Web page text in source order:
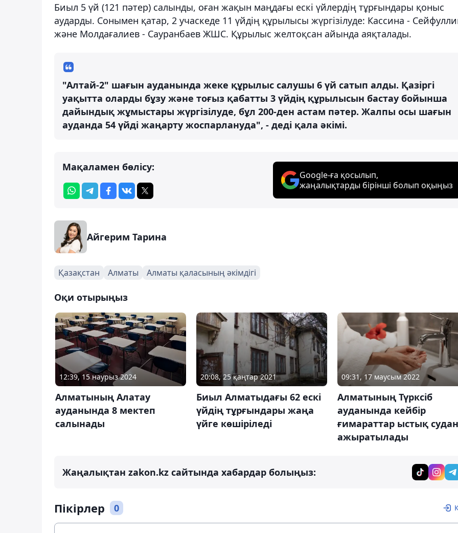
Биыл 5 үй (121 пәтер) салынды, оған жақын маңдағы ескі үйлердің тұрғындары қоныс
аударды. Сонымен қатар, 2 учаскеде 11 үйдің құрылысы жүргізілуде: Кассина -
және Молдағалиев - Сауранбаев ЖШС. Құрылыс желтоқсан айында аяқталады.
"Алтай-2" шағын ауданында жеке құрылыс салушы 6 үй сатып алды. Қазіргі
уақытта оларды бұзу және тоғыз қабатты 3 үйдің құрылысын бастау бойынша
дайындық жұмыстары жүргізілуде, бұл 200-ден астам пәтер. Жалпы осы шағын
ауданда 54 үйді жаңарту жоспарлануда", - деді қала әкімі.
Мақаламен бөлісу:
Google-ға қосылып,
жаңалықтарды бірінші болып оқыңыз
Айгерим Тарина
Қазақстан Алматы Алматы қаласының әкімдігі
Оқи отырыңыз
12:39, 15 наурыз 2024
Алматының Алатау
ауданында 8 мектеп
салынады
20:08, 25 қаңтар 2021
Биыл Алматыдағы 62 ескі
үйдің тұрғындары жаңа
үйге көшіріледі
09:31, 17 маусым 2022
Алматының Түрксіб
ауданында кейбір
ғимараттар ыстық судан
ажыратылады
Жаңалықтан zakon.kz сайтында хабардар болыңыз:
Пікірлер 0